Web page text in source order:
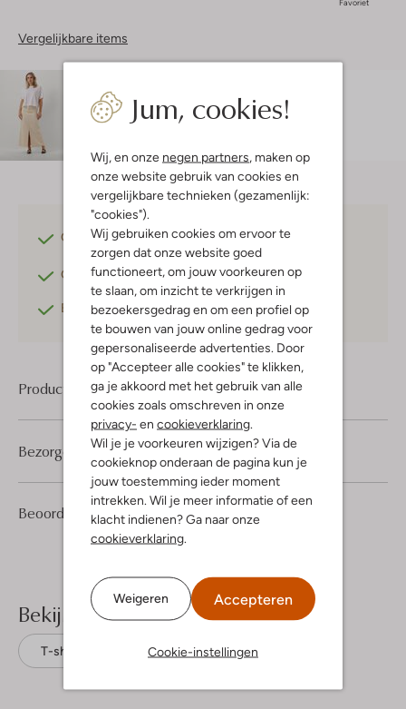
Jum, cookies!
Wij, en onze negen partners , maken op
onze website gebruik van cookies en
vergelijkbare technieken (gezamenlijk:
"cookies").
Wij gebruiken cookies om ervoor te
zorgen dat onze website goed
functioneert, om jouw voorkeuren op
te slaan, om inzicht te verkrijgen in
bezoekersgedrag en om een profiel op
te bouwen van jouw online gedrag voor
gepersonaliseerde advertenties. Door
op "Accepteer alle cookies" te klikken,
ga je akkoord met het gebruik van alle
cookies zoals omschreven in onze
privacy- en cookieverklaring
Wil je je voorkeuren wijzigen? Via de
cookieknop onderaan de pagina kun je
jouw toestemming ieder moment
intrekken. Wil je meer informatie of een
klacht indienen? Ga naar onze
cookieverklaring
Weigeren Accepteren
Cookie-instellingen
Favoriet
Vergelijkbare items
Amy is 1 meter 78 lang en draagt maat s.
Gratis verzendingvanaf €75,-
Gratis retournerenbinnen 30 dagen*
Betaal achterafmet Klarna
Product informatie
Beoordelingen (1) 4
1
4
Sterren
Bezorgen & retourneren
Bekijk meer
T-shirts Msch Copenhagen